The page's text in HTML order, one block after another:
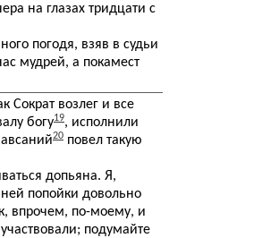
на глазах тридцати с
погодя, взяв в судьи
мудрей, а покамест
Сократ возлег и все
богу19, исполнили
20 повел такую
допьяна. Я,
попойки довольно
впрочем, по-моему, и
подумайте